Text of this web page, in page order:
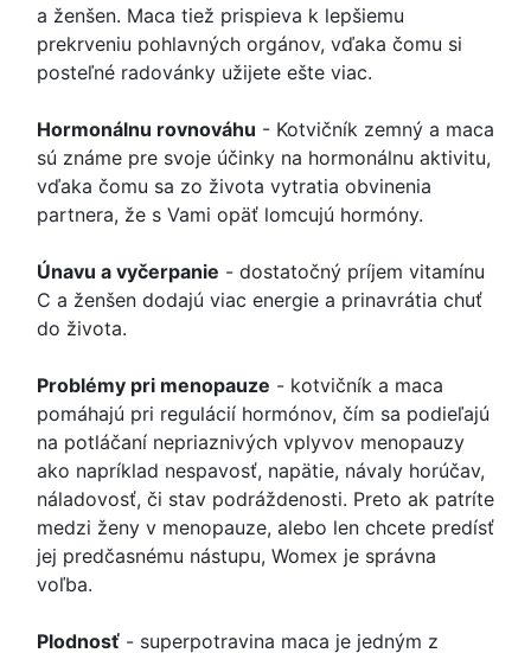
a ženšen. Maca tiež prispieva k lepšiemu
prekrveniu pohlavných orgánov, vďaka čomu si
posteľné radovánky užijete ešte viac.
Hormonálnu rovnováhu - Kotvičník zemný a maca
sú známe pre svoje účinky na hormonálnu aktivitu,
vďaka čomu sa zo života vytratia obvinenia
partnera, že s Vami opäť lomcujú hormóny.
Únavu a vyčerpanie - dostatočný príjem vitamínu
C a ženšen dodajú viac energie a prinavrátia chuť
do života.
Problémy pri menopauze - kotvičník a maca
pomáhajú pri regulácií hormónov, čím sa podieľajú
na potláčaní nepriaznivých vplyvov menopauzy
ako napríklad nespavosť, napätie, návaly horúčav,
náladovosť, či stav podráždenosti. Preto ak patríte
medzi ženy v menopauze, alebo len chcete predísť
jej predčasnému nástupu, Womex je správna
voľba.
Plodnosť - superpotravina maca je jedným z